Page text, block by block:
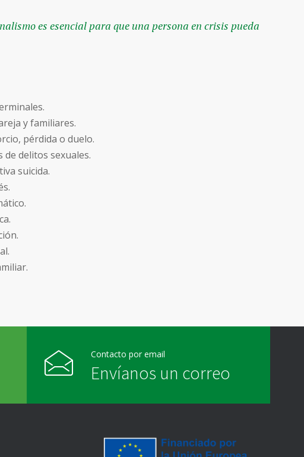
es esencial para que una persona en crisis pueda
y familiares.
pérdida o duelo.
de delitos sexuales.
suicida.
Contacto por email
Envíanos un correo